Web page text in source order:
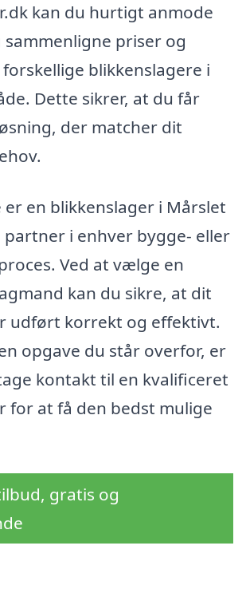
kan du hurtigt anmode
priser og
blikkenslagere i
Dette sikrer, at du får
der matcher dit
er en blikkenslager i Mårslet
i enhver bygge- eller
Ved at vælge en
kan du sikre, at dit
udført korrekt og effektivt.
opgave du står overfor, er
kontakt til en kvalificeret
for at få den bedst mulige
gratis og